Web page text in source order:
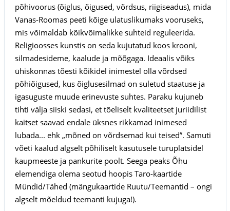
põhivoorus (õiglus, õigused, võrdsus, riigiseadus), mida
Vanas-Roomas peeti kõige ulatuslikumaks vooruseks,
mis võimaldab kõikvõimalikke suhteid reguleerida.
Religioosses kunstis on seda kujutatud koos krooni,
silmadesideme, kaalude ja mõõgaga. Ideaalis võiks
ühiskonnas tõesti kõikidel inimestel olla võrdsed
põhiõigused, kus õiglusesilmad on suletud staatuse ja
igasuguste muude erinevuste suhtes. Paraku kujuneb
tihti välja siiski sedasi, et tõeliselt kvaliteetset juriidilist
kaitset saavad endale üksnes rikkamad inimesed
lubada... ehk „mõned on võrdsemad kui teised”. Samuti
võeti kaalud algselt põhiliselt kasutusele turuplatsidel
kaupmeeste ja pankurite poolt. Seega peaks Õhu
elemendiga olema seotud hoopis Taro-kaartide
Mündid/Tähed (mängukaartide Ruutu/Teemantid – ongi
algselt mõeldud teemanti kujuga!).